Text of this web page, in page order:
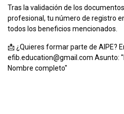
Tras la validación de los
profesional, tu número de registro
todos los beneficios mencionados.
📩 ¿Quieres formar parte de AIPE?
efib.education@gmail.com Asunto:
Nombre completo"